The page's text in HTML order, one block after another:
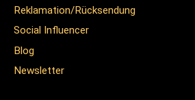
Reklamation/Rücksendung
Social Influencer
Blog
Newsletter